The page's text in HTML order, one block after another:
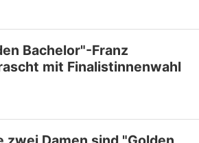
Bachelor"-Franz
mit Finalistinnenwahl